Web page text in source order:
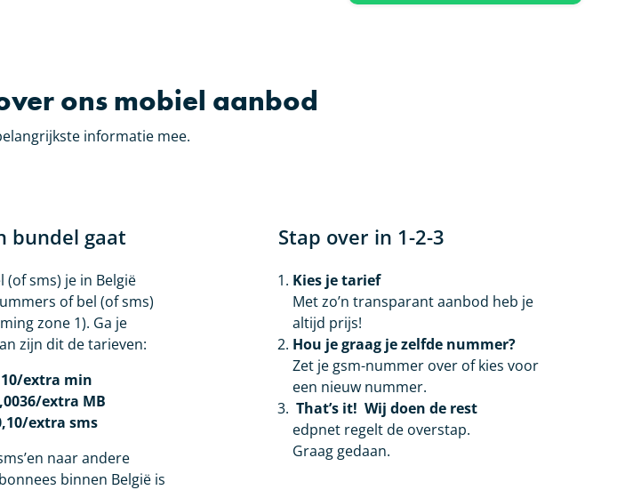
ons mobiel aanbod
informatie mee.
bundel gaat
(of sms) je in België
of bel (of sms)
zone 1). Ga je
zijn dit de tarieven:
extra min
extra MB
extra sms
naar andere
binnen België is
Stap over in 1-2-3
Kies je tarief
Met zo’n transparant aanbod heb je
altijd prijs!
Hou je graag je zelfde nummer?
Zet je gsm-nummer over of kies voor
een nieuw nummer.
That’s it! Wij doen de rest
edpnet regelt de overstap.
Graag gedaan.